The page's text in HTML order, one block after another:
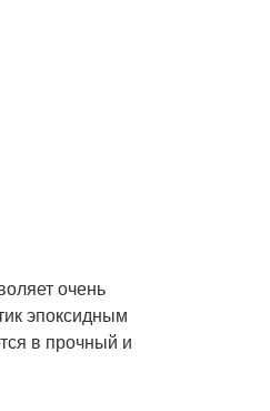
очень
эпоксидным
в прочный и